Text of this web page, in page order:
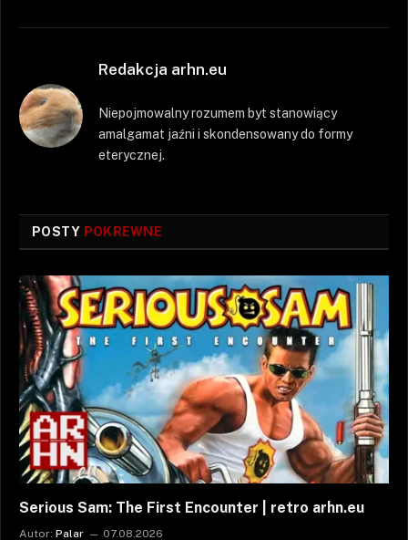
Redakcja arhn.eu
Niepojmowalny rozumem byt stanowiący
amalgamat jaźni i skondensowany do formy
eterycznej.
POSTY POKREWNE
Serious Sam: The First Encounter | retro arhn.eu
Autor: Palar 07.08.2026